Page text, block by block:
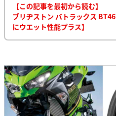
【この記事を最初から読む】
ブリヂストン バトラックス
にウエット性能プラス】